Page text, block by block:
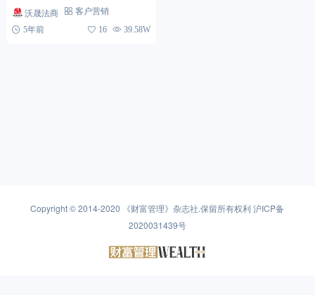
都随之统统归零。的确，一次销售
过程的完结，意味着营销人员的新
沃晟法商
客户营销
5年前
16 39.58W
Copyright © 2014-2020 《财富管理》杂志社.保留所有权利沪ICP备
2020031439号